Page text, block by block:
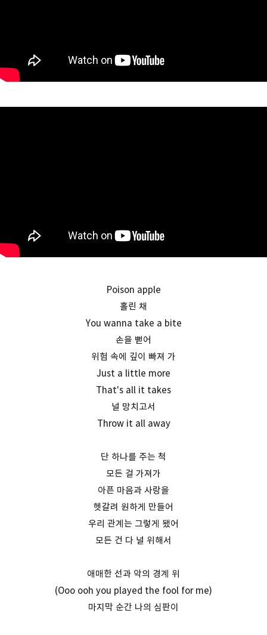
Poison apple
홀린 채
You wanna take a bite
손을 뻗어
위험 속에 깊이 빠져 가
Just a little more
That's all it takes
널 망치고서
Throw it all away
단 하나를 주는 척
모든 걸 가져가
아픈 마음과 사랑을
헷갈려 원하게 만들어
우리 관계는 그렇게 됐어
모든 건 다 널 위해서
애매한 선과 악의 경계 위
(Ooo ooh you played the fool for me)
마지막 순간 나의 심판이